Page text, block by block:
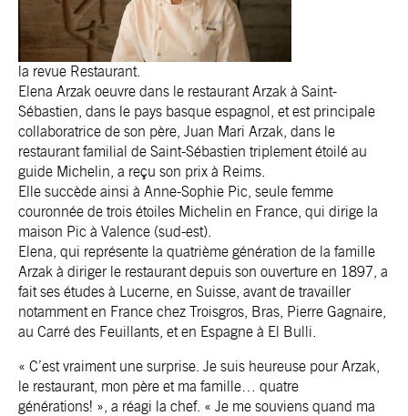
la revue Restaurant.
Elena Arzak oeuvre dans le restaurant Arzak à Saint-
Sébastien, dans le pays basque espagnol, et est principale
collaboratrice de son père, Juan Mari Arzak, dans le
restaurant familial de Saint-Sébastien triplement étoilé au
guide Michelin, a reçu son prix à Reims.
Elle succède ainsi à Anne-Sophie Pic, seule femme
couronnée de trois étoiles Michelin en France, qui dirige la
maison Pic à Valence (sud-est).
Elena, qui représente la quatrième génération de la famille
Arzak à diriger le restaurant depuis son ouverture en 1897, a
fait ses études à Lucerne, en Suisse, avant de travailler
notamment en France chez Troisgros, Bras, Pierre Gagnaire,
au Carré des Feuillants, et en Espagne à El Bulli.
« C’est vraiment une surprise. Je suis heureuse pour Arzak,
le restaurant, mon père et ma famille… quatre
générations! », a réagi la chef. « Je me souviens quand ma